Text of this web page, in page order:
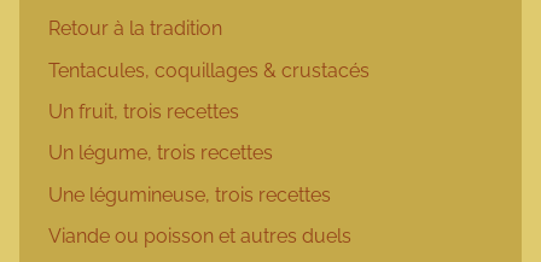
Retour à la tradition
Tentacules, coquillages & crustacés
Un fruit, trois recettes
Un légume, trois recettes
Une légumineuse, trois recettes
Viande ou poisson et autres duels